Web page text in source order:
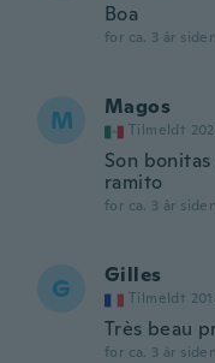
Boa
for ca. 3 år siden
M Magos
Tilmeldt
Son
ramito
for ca. 3 år siden
G Gilles
Tilmeldt
Très beau
for ca. 3 år siden